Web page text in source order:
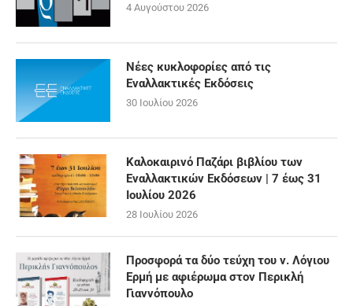
4 Αυγούστου 2026
Νέες κυκλοφορίες από τις
Εναλλακτικές Εκδόσεις
30 Ιουλίου 2026
Καλοκαιρινό Παζάρι βιβλίου των
Εναλλακτικών Εκδόσεων | 7 έως 31
Ιουλίου 2026
28 Ιουλίου 2026
Προσφορά τα δύο τεύχη του ν. Λόγιου
Ερμή με αφιέρωμα στον Περικλή
Γιαννόπουλο